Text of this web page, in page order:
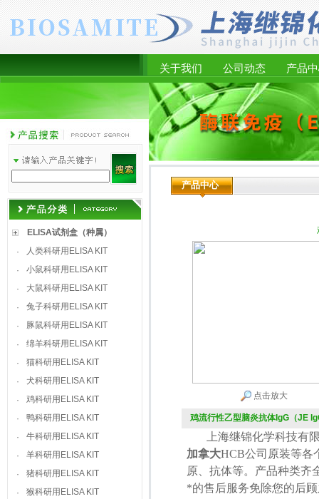
关于我们 公司动态 产品
ELISA试剂盒（种属）
·
人类科研用ELISA KIT
·
小鼠科研用ELISA KIT
·
大鼠科研用ELISA KIT
·
兔子科研用ELISA KIT
·
豚鼠科研用ELISA KIT
·
绵羊科研用ELISA KIT
·
猫科研用ELISA KIT
·
犬科研用ELISA KIT
·
鸡科研用ELISA KIT
·
鸭科研用ELISA KIT
·
牛科研用ELISA KIT
·
羊科研用ELISA KIT
·
猪科研用ELISA KIT
·
猴科研用ELISA KIT
产品中心
点击放大
鸡流行性乙型脑炎抗体IgG（JE
上海继锦化学科技有限
加拿大HCB公司原装等各
原、抗体等。产品种类齐
*的售后服务免除您的后